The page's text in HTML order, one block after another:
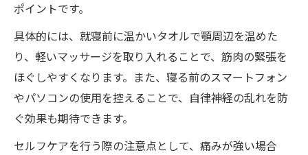
ポイントです。
具体的には、就寝前に温かいタオルで顎周辺を温めた
り、軽いマッサージを取り入れることで、筋肉の緊張を
ほぐしやすくなります。また、寝る前のスマートフォン
やパソコンの使用を控えることで、自律神経の乱れを防
ぐ効果も期待できます。
セルフケアを行う際の注意点として、痛みが強い場合